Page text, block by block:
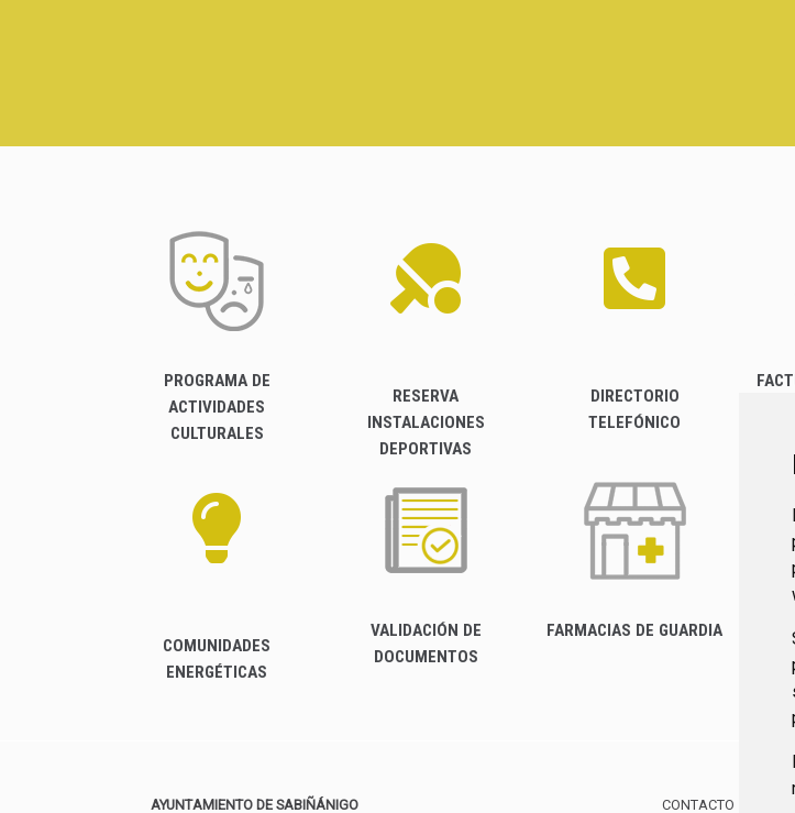
PROGRAMA DE
ACTIVIDADES
CULTURALES
RESERVA
INSTALACIONES
DEPORTIVAS
DIRECTORIO
TELEFÓNICO
COMUNIDADES
ENERGÉTICAS
VALIDACIÓN DE
DOCUMENTOS
FARMACIAS DE GUARDIA
AYUNTAMIENTO DE SABIÑÁNIGO CONTACTO